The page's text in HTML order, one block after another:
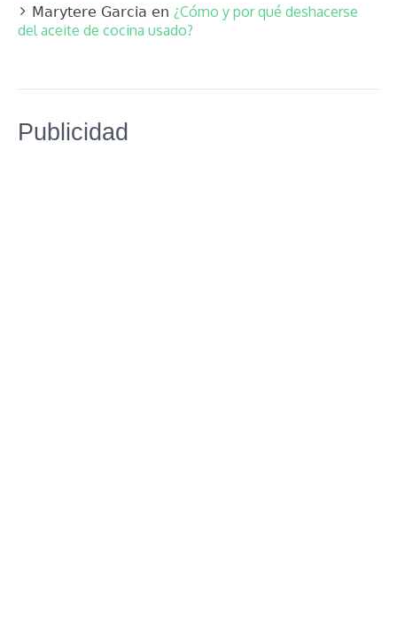
Marytere Garcia en ¿Cómo y por qué deshacerse
del aceite de cocina usado?
Publicidad